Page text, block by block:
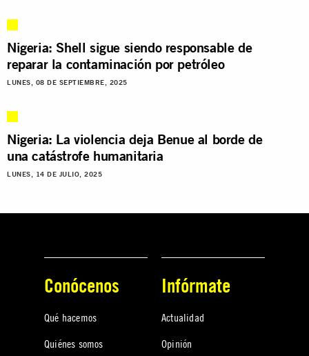
Nigeria: Shell sigue siendo responsable de
reparar la contaminación por petróleo
LUNES, 08 DE SEPTIEMBRE, 2025
Nigeria: La violencia deja Benue al borde de
una catástrofe humanitaria
LUNES, 14 DE JULIO, 2025
Conócenos
Qué hacemos
Quiénes somos
Infórmate
Actualidad
Opinión